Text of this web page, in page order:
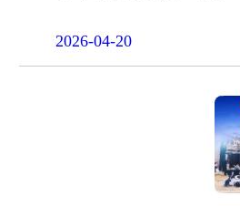
2026-04-20